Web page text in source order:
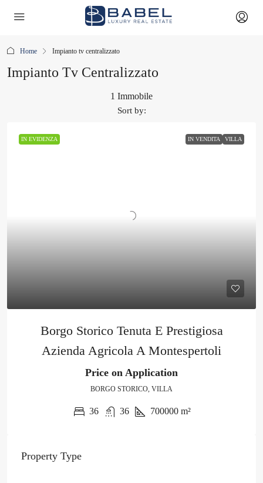
Home Impianto tv centralizzato
Impianto Tv Centralizzato
1 Immobile
Sort by:
IN EVIDENZA IN VENDITA VILLA
Borgo Storico Tenuta E Prestigiosa
Azienda Agricola A Montespertoli
Price on Application
BORGO STORICO, VILLA
36 36 700000 m²
Property Type